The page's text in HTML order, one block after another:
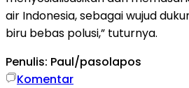
air Indonesia, sebagai wujud
biru bebas polusi,” tuturnya.
Penulis: Paul/pasolapos
Komentar